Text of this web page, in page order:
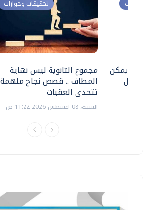
تحقيقات وحوارات
مجموع الثانوية ليس نهاية
المطاف .. قصص نجاح ملهمة
تتحدى العقبات
السبت، 08 اغسطس 2026 11:22 ص
وحوارات
.. هل يمكن
نتعامل